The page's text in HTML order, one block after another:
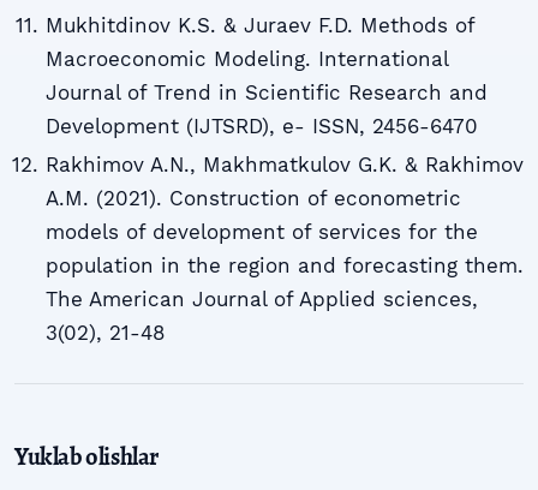
Mukhitdinov K.S. & Juraev F.D. Methods of
Macroeconomic Modeling. International
Journal of Trend in Scientific Research and
Development (IJTSRD), e- ISSN, 2456-6470
Rakhimov A.N., Makhmatkulov G.K. & Rakhimov
A.M. (2021). Construction of econometric
models of development of services for the
population in the region and forecasting them.
The American Journal of Applied sciences,
3(02), 21-48
Yuklab olishlar